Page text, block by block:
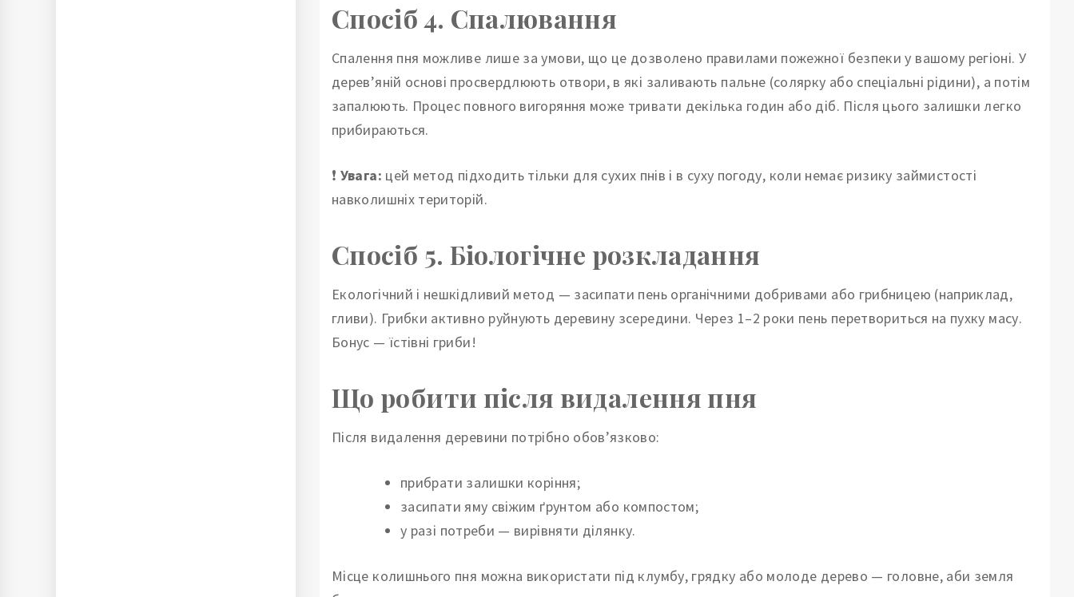
Спосіб 4. Спалювання
Спалення пня можливе лише за умови, що це дозволено правилами пожежної безпеки у вашому регіоні. У
дерев’яній основі просвердлюють отвори, в які заливають пальне (солярку або спеціальні рідини), а потім
запалюють. Процес повного вигоряння може тривати декілька годин або діб. Після цього залишки легко
прибираються.
❗ Увага: цей метод підходить тільки для сухих пнів і в суху погоду, коли немає ризику займистості
навколишніх територій.
Спосіб 5. Біологічне розкладання
Екологічний і нешкідливий метод — засипати пень органічними добривами або грибницею (наприклад,
гливи). Грибки активно руйнують деревину зсередини. Через 1–2 роки пень перетвориться на пухку масу.
Бонус — їстівні гриби!
Що робити після видалення пня
Після видалення деревини потрібно обов’язково:
прибрати залишки коріння;
засипати яму свіжим ґрунтом або компостом;
у разі потреби — вирівняти ділянку.
Місце колишнього пня можна використати під клумбу, грядку або молоде дерево — головне, аби земля